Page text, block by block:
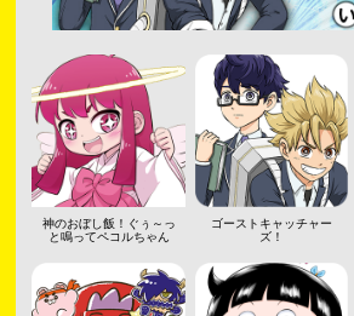
神のおぼし飯！ぐぅ～っ
と鳴ってペコルちゃん
ゴーストキャッチャー
ズ！